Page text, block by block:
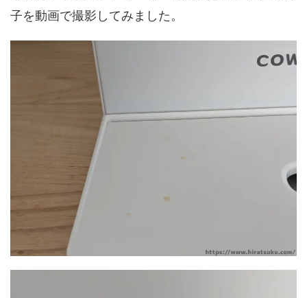
子を動画で撮影してみました。